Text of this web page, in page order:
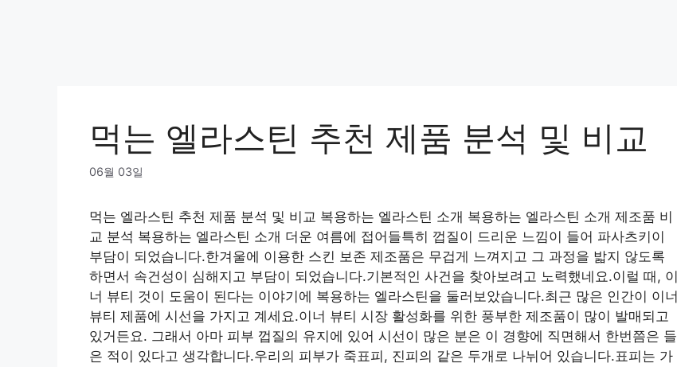
먹는 엘라스틴 추천 제품 분석 및 비교
06월 03일
먹는 엘라스틴 추천 제품 분석 및 비교 복용하는 엘라스틴 소개 복용하는 엘라스틴 소개 제조품 비
교 분석 복용하는 엘라스틴 소개 더운 여름에 접어들특히 껍질이 드리운 느낌이 들어 파사츠키이
부담이 되었습니다.한겨울에 이용한 스킨 보존 제조품은 무겁게 느껴지고 그 과정을 밟지 않도록
하면서 속건성이 심해지고 부담이 되었습니다.기본적인 사건을 찾아보려고 노력했네요.이럴 때, 이
너 뷰티 것이 도움이 된다는 이야기에 복용하는 엘라스틴을 둘러보았습니다.최근 많은 인간이 이너
뷰티 제품에 시선을 가지고 계세요.이너 뷰티 시장 활성화를 위한 풍부한 제조품이 많이 발매되고
있거든요. 그래서 아마 피부 껍질의 유지에 있어 시선이 많은 분은 이 경향에 직면해서 한번쯤은 들
은 적이 있다고 생각합니다.우리의 피부가 죽표피, 진피의 같은 두개로 나뉘어 있습니다.표피는 가